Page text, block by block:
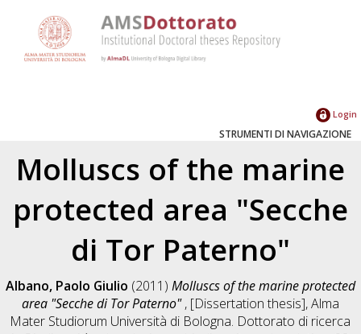
Login
STRUMENTI DI NAVIGAZIONE
Molluscs of the marine
protected area "Secche
di Tor Paterno"
Albano, Paolo Giulio (2011) Molluscs of the marine protected
area "Secche di Tor Paterno", [Dissertation thesis], Alma
Mater Studiorum Università di Bologna. Dottorato di ricerca